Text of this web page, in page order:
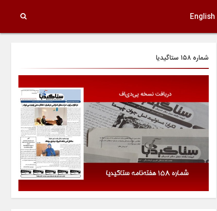
English
شماره ۱۵۸ ستاگیدیا